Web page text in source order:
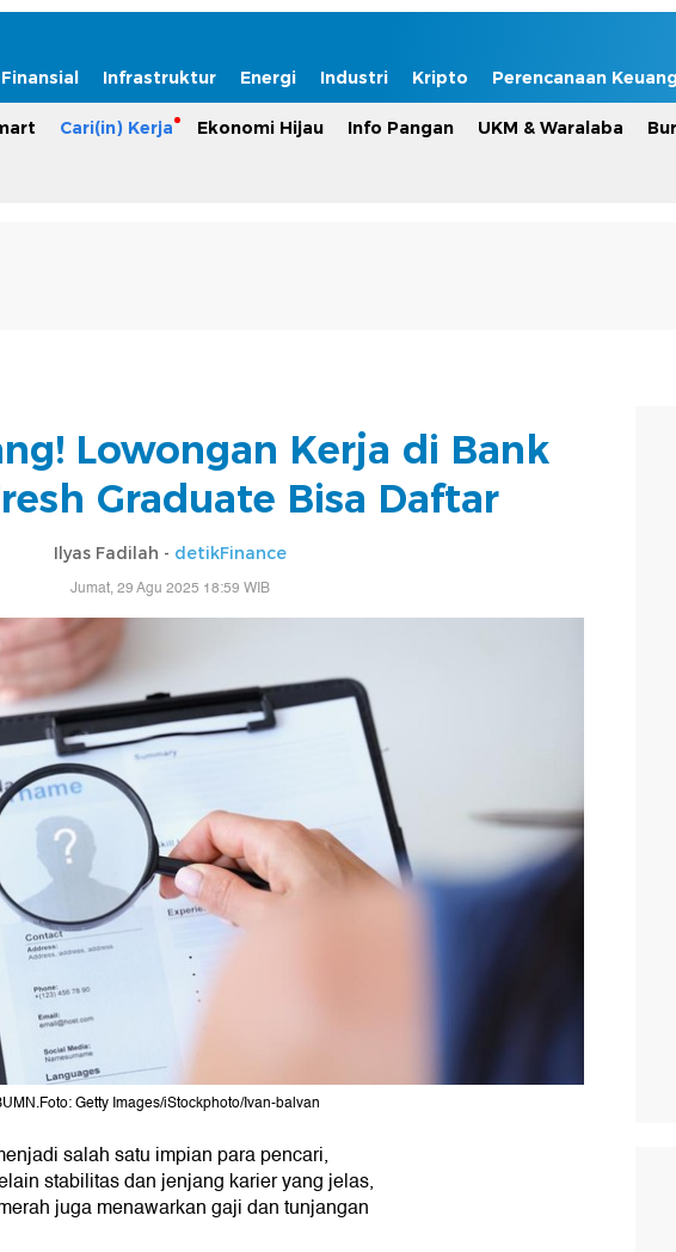
Finansial Infrastruktur Energi Industri Kripto Perencanaan
Cari(in) Kerja Ekonomi Hijau Info Pangan UKM & Waralaba
Lowongan Kerja di Bank
Graduate Bisa Daftar
Ilyas Fadilah - detikFinance
Jumat, 29 Agu 2025 18:59 WIB
Getty Images/iStockphoto/Ivan-balvan
salah satu impian para pencari,
stabilitas dan jenjang karier yang jelas,
juga menawarkan gaji dan tunjangan